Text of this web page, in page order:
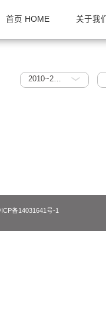
首页 HOME
2010~2015
沪ICP备14031641号-1